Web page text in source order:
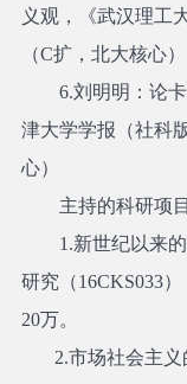
义观，《武汉理工
（C扩，北大核心）
6.刘明明：论
津大学学报（社科
心）
主持的科研项目
1.新世纪以来
研究（16CKS033
20万。
2.市场社会主